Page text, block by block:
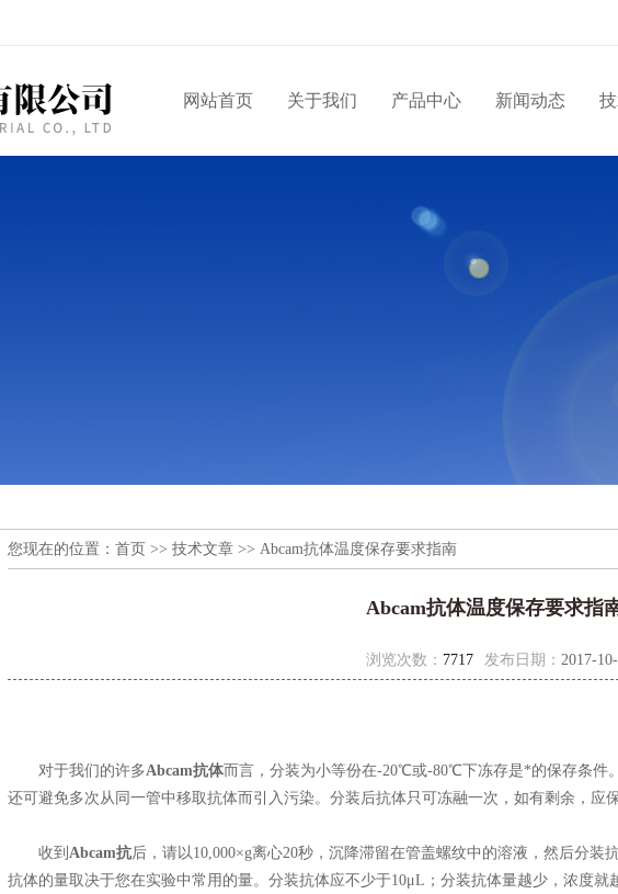
网站首页 关于我们 产品中心 新闻动态
您现在的位置： 首页 >> 技术文章 >> Abcam抗体温度保存要求指南
Abcam抗体温度保存要求指
浏览次数： 7717 发布日期： 2017-
对于我们的许多Abcam抗体而言，分装为小等份在-20℃或-80℃下冻存是*的保存条件
还可避免多次从同一管中移取抗体而引入污染。分装后抗体只可冻融一次，如有剩余，应
收到 Abcam抗后，请以10,000×g离心20秒，沉降滞留在管盖螺纹中的溶液，然后分
抗体的量取决于您在实验中常用的量。分装抗体应不少于10μL；分装抗体量越少，浓度就